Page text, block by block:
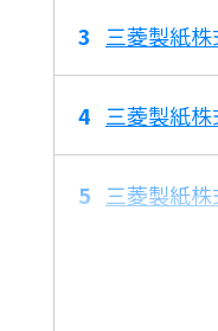
三菱製紙
三菱製紙
三菱製紙